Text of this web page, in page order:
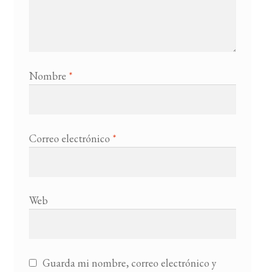
Nombre *
Correo electrónico *
Web
Guarda mi nombre, correo electrónico y